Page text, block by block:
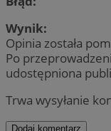
Wynik:
Opinia została
Po
udostępniona
Trwa wysyłanie
Dodaj komentarz